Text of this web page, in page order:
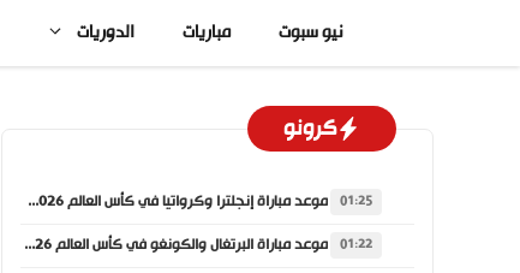
المحتوى
نيو سبوت مباريات الدوريات
كرونو
01:25 موعد مباراة إنجلترا وكرواتيا في كأس العالم 2026 والقنوات الناقلة
01:22 موعد مباراة البرتغال والكونغو في كأس العالم 2026 والقنوات الناقلة